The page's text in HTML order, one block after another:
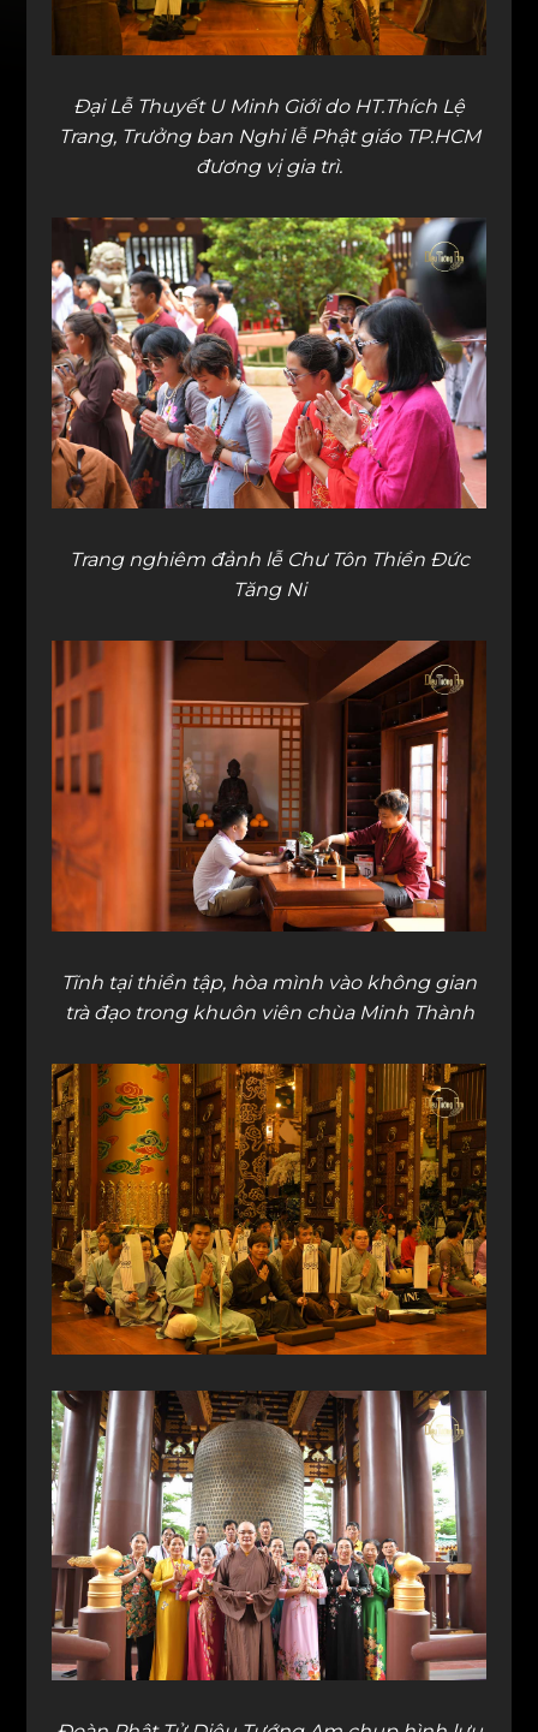
Đại Lễ Thuyết U Minh Giới do HT.Thích Lệ
Trang, Trưởng ban Nghi lễ Phật giáo TP.HCM
đương vị gia trì.
Trang nghiêm đảnh lễ Chư Tôn Thiền Đức
Tăng Ni
Tĩnh tại thiền tập, hòa mình vào không gian
trà đạo trong khuôn viên chùa Minh Thành